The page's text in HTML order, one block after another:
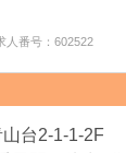
人番号：602522
台2-1-1-2F